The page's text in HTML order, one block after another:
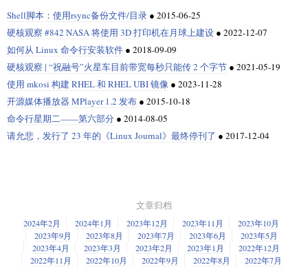
Shell脚本：使用rsync备份文件/目录 ● 2015-06-25
硬核观察 #842 NASA 将使用 3D 打印机在月球上建设 ● 2022-12-07
如何从 Linux 命令行安装软件 ● 2018-09-09
硬核观察 | “祝融号”火星车目前带宽每秒只能传 2 个字节 ● 2021-05-19
使用 mkosi 构建 RHEL 和 RHEL UBI 镜像 ● 2023-11-28
开源媒体播放器 MPlayer 1.2 发布 ● 2015-10-18
命令行星期二——第六部分 ● 2014-08-05
请允悲，发行了 23 年的《Linux Journal》最终停刊了 ● 2017-12-04
文章归档
2024年2月 2024年1月 2023年12月 2023年11月
2023年10月
2023年9月
2023年8月 2023年7月 2023年6月
2023年5月
2023年4月
2023年3月 2023年2月 2023年1月
2022年12月
2022年11月
2022年10月 2022年9月 2022年8月
2022年7月